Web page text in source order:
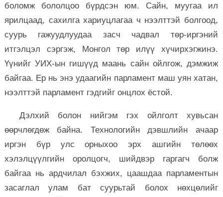
боломж бололцоо бүрдсэн юм. Сайн, муугаа ил
ярилцаад, сахилга хариуцлагаа ч нээлттэй болгоод,
суурь гажуудлуудаа засч чадвал төр-иргэний
итгэлцэл сэргэж, Монгол төр илүү хүчирхэгжинэ.
Үүнийг УИХ-ын гишүүд маань сайн ойлгож, дэмжиж
байгаа. Ер нь энэ удаагийн парламент маш уян хатан,
нээлттэй парламент гэдгийг онцлох ёстой.
Дэлхий болон нийгэм гэх ойлголт хувьсан
өөрчлөгдөж байна. Технологийн дэвшлийн ачаар
иргэн бүр улс орныхоо эрх ашгийн төлөөх
хэлэлцүүлгийн оролцогч, шийдвэр гаргагч болж
байгаа нь ардчилал бэхжих, цаашдаа парламентын
засаглал улам бат суурьтай болох нөхцөлийг